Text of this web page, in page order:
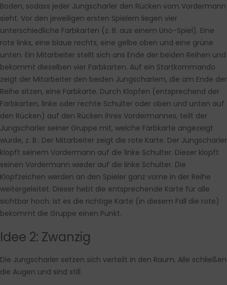
Boden, sodass jeder Jungscharler den Rücken vom Vordermann
sieht. Vor den jeweiligen ersten Spielern liegen vier
unterschiedliche Farbkarten (z. B. aus einem Uno-Spiel). Eine
rote links, eine blaue rechts, eine gelbe oben und eine grüne
unten. Ein Mitarbeiter stellt sich ans Ende der beiden Reihen und
bekommt dieselben vier Farbkarten. Auf ein Startkommando
zeigt der Mitarbeiter den beiden Jungscharlern, die am Ende der
Reihe sitzen, eine Farbkarte. Durch Klopfen (entsprechend der
Farbkarten, linke oder rechte Schulter oder oben und unten auf
den Rücken) auf den Rücken ihres Vordermannes, teilt der
Jungscharler seiner Gruppe mit, welche Farbkarte angezeigt
wurde, z. B.: Der Mitarbeiter zeigt die rote Karte. Der Jungscharler
klopft seinem Vordermann auf die linke Schulter. Dieser klopft
seinen Vordermann wieder auf die linke Schulter. Die
Klopfzeichen werden an den Spieler ganz vorne in der Reihe
weitergeleitet. Dieser hebt die entsprechende Karte für alle
sichtbar hoch. Ist es die richtige Karte (in diesem Fall die rote)
bekommt die Gruppe einen Punkt.
Idee 2: Zwanzig
Die Jungscharler setzen sich verteilt in den Raum. Alle schließen
die Augen und sind still.